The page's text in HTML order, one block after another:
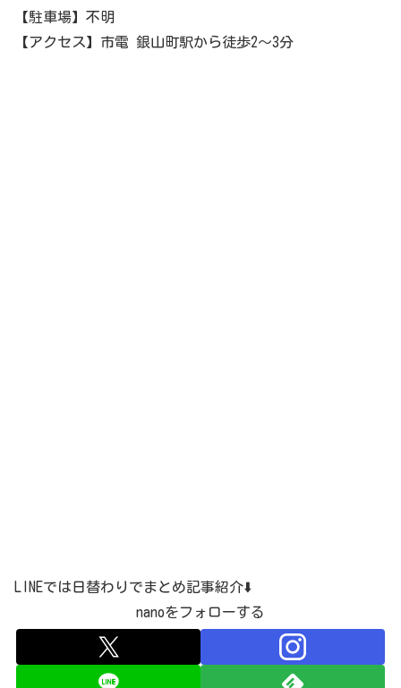
【駐車場】不明
【アクセス】市電 銀山町駅から徒歩2～3分
LINEでは日替わりでまとめ記事紹介⬇️
nanoをフォローする